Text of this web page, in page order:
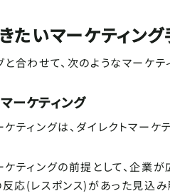
たいマーケティン
合わせて、次のようなマーケテ
ーケティング
ティングは、ダイレクトマーケ
ケティングの前提として、企
応(レスポンス)があった見込